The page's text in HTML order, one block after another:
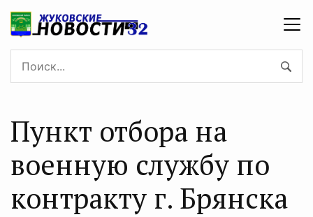
Пункт отбора на
военную службу по
контракту г. Брянска